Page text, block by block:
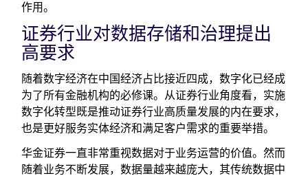
作用。
证券行业对数据存储和治理提出
高要求
随着数字经济在中国经济占比接近四成，数字化已经成
为了所有金融机构的必修课。从证券行业角度看，实施
数字化转型既是推动证券行业高质量发展的内在要求，
也是更好服务实体经济和满足客户需求的重要举措。
华金证券一直非常重视数据对于业务运营的价值。然而
随着业务不断发展，数据量越来越庞大，其传统数据中